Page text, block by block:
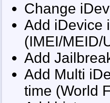
Change
Add iDevice
(IMEI/MEID/
Add
Add Multi
time (World